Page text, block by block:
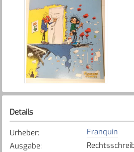
Details
Urheber:
Franquin
Ausgabe: